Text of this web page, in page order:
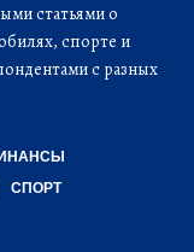
статьями о
спорте и
с разных
СПОРТ